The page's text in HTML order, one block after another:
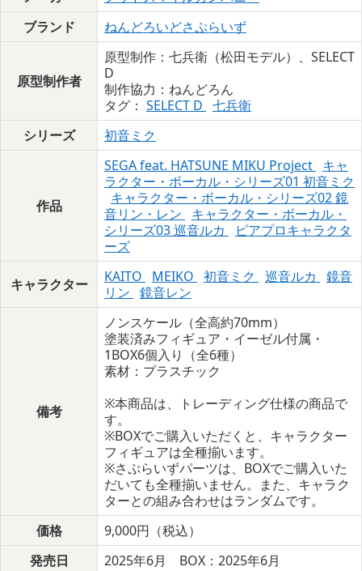
ブランド
ねんどろいどさぷらいず
原型制作者
原型制作：七兵衛（松田モデル）、SELECT
D
制作協力：ねんどろん
タグ： SELECT D 七兵衛
シリーズ
初音ミク
作品
SEGA feat. HATSUNE MIKU Project キャ
ラクター・ボーカル・シリーズ01 初音ミク
キャラクター・ボーカル・シリーズ02 鏡
音リン・レン
キャラクター・ボーカル・
シリーズ03 巡音ルカ
ピアプロキャラクタ
ーズ
キャラクター KAITO MEIKO 初音ミク 巡音ルカ
鏡音
リン 鏡音レン
備考
ノンスケール（全高約70mm）
塗装済みフィギュア・イーゼル付属・
1BOX6個入り（全6種）
素材：プラスチック
※本商品は、トレーディング仕様の商品で
す。
※BOXでご購入いただくと、キャラクター
フィギュアは全種揃います。
※さぷらいずパーツは、BOXでご購入いた
だいても全種揃いません。また、キャラク
ターとの組み合わせはランダムです。
価格
9,000円（税込）
発売日
2025年6月 BOX：2025年6月